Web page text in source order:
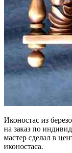
Иконостас из
на заказ по
мастер сделал в
иконостаса.